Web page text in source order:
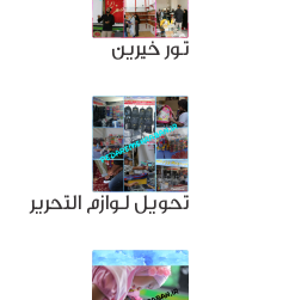
تور خیرین
تحویل لوازم التحریر